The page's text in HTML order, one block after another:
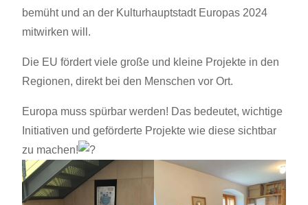
bemüht und an der Kulturhauptstadt Europas 2024
mitwirken will.
Die EU fördert viele große und kleine Projekte in den
Regionen, direkt bei den Menschen vor Ort.
Europa muss spürbar werden! Das bedeutet, wichtige
Initiativen und geförderte Projekte wie diese sichtbar
zu machen!